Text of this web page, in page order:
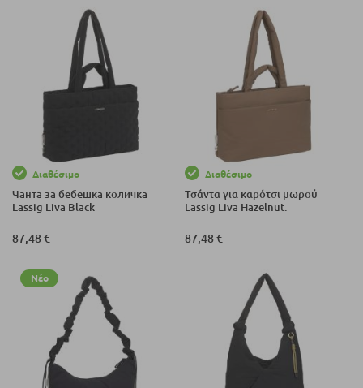
Διαθέσιμο
Чанта за бебешка количка
Lassig Liva Black
87,48 €
Διαθέσιμο
Τσάντα για καρότσι μωρού
Lassig Liva Hazelnut.
87,48 €
Νέο